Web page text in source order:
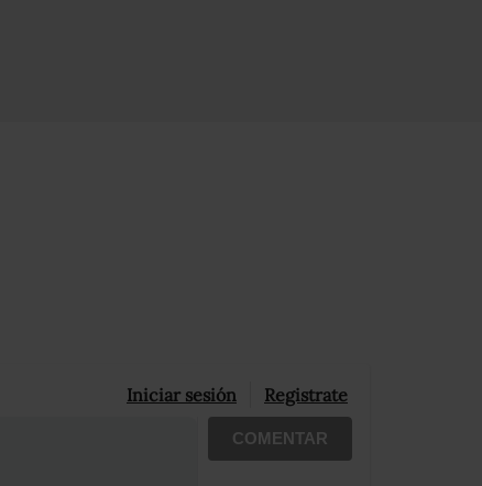
Iniciar sesión Registrate
COMENTAR